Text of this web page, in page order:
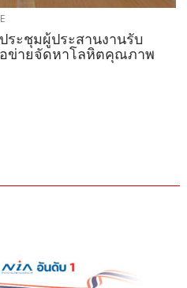
ะชุมผู้ประสานงานรับ
ข่ายจัดหาโลหิตคุณภาพ